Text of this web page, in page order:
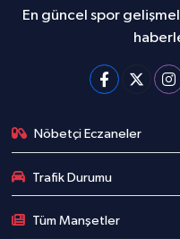
En güncel spor
Nöbetçi Eczaneler
Trafik Durumu
Tüm Manşetler